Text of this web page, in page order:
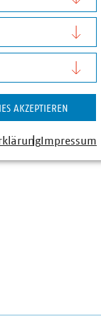
AKZEPTIEREN
Impressum